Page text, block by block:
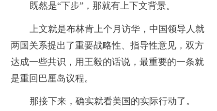
既然是“下步”，那就有上下文背景。
上文就是布林肯上个月访华，中国领导人就
两国关系提出了重要战略性、指导性意见，双方
达成一些共识，用王毅的话说，最重要的一条就
是重回巴厘岛议程。
那接下来，确实就看美国的实际行动了。